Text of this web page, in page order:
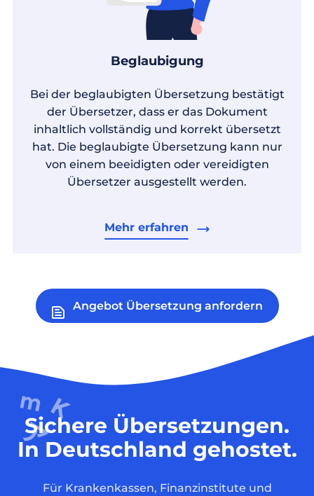
Beglaubigung
Bei der beglaubigten Übersetzung bestätigt
der Übersetzer, dass er das Dokument
inhaltlich vollständig und korrekt übersetzt
hat. Die beglaubigte Übersetzung kann nur
von einem beeidigten oder vereidigten
Übersetzer ausgestellt werden.
Mehr erfahren
Angebot Übersetzung anfordern
Sichere Übersetzungen.
In Deutschland gehostet.
Für Krankenkassen, Finanzinstitute und